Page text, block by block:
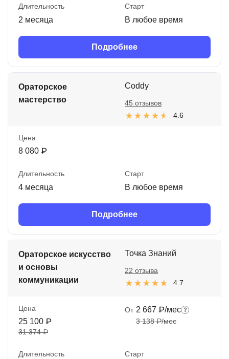
Длительность
2 месяца
Старт
В любое время
Подробнее
Ораторское
мастерство
Coddy
4.6
45 отзывов
Цена
8 080 ₽
Длительность
4 месяца
Старт
В любое время
Подробнее
Ораторское искусство
и основы
коммуникации
Точка Знаний
4.7
22 отзыва
Цена
25 100 ₽
31 374 ₽
От 2 667 ₽/мес
3 138 ₽/мес
Длительность Старт